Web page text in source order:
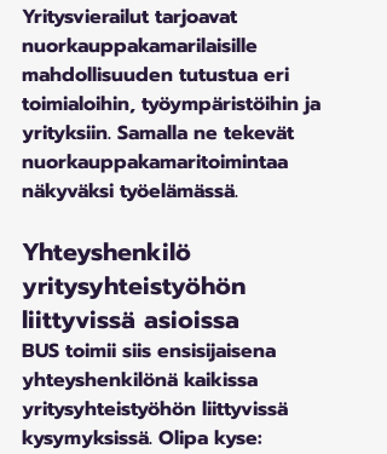
Yritysvierailut tarjoavat
nuorkauppakamarilaisille
mahdollisuuden tutustua eri
toimialoihin, työympäristöihin ja
yrityksiin. Samalla ne tekevät
nuorkauppakamaritoimintaa
näkyväksi työelämässä.
Yhteyshenkilö
yritysyhteistyöhön
liittyvissä asioissa
BUS toimii siis ensisijaisena
yhteyshenkilönä kaikissa
yritysyhteistyöhön liittyvissä
kysymyksissä. Olipa kyse: